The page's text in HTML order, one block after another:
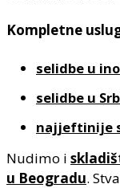
Kompletne
selidbe u
selidbe u
najjeftinije
Nudimo i
u Beogradu.